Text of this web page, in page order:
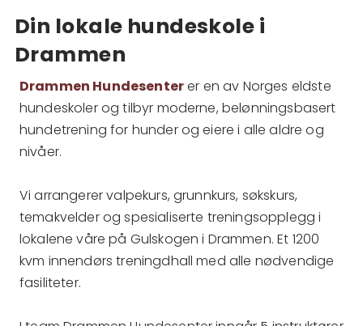
Din lokale hundeskole i
Drammen
Drammen Hundesenterer en av Norges eldste
hundeskoler og tilbyr moderne, belønningsbasert
hundetrening for hunder og eiere i alle aldre og
nivåer.
Vi arrangerer valpekurs, grunnkurs, søkskurs,
temakvelder og spesialiserte treningsopplegg i
lokalene våre på Gulskogen i Drammen. Et 1200
kvm innendørs treningdhall med alle nødvendige
fasiliteter.